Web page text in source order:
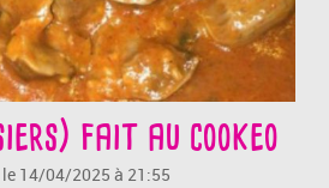
fait au cookeo
14/04/2025 à 21:55